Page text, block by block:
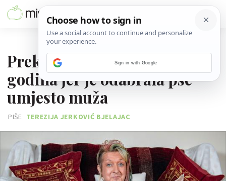
Prekinula brak nakon 25
godina jer je odabrala pse
umjesto muža
PIŠE TEREZIJA JERKOVIĆ BJELAJAC
Sign in with Google